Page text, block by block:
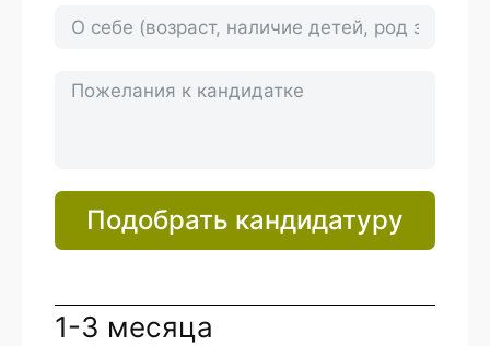
Подобрать кандидатуру
1-3 месяца